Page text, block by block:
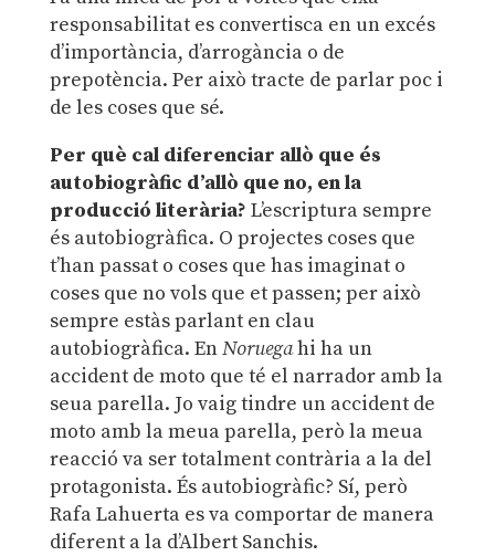
responsabilitat es convertisca en un excés
d’importància, d’arrogància o de
prepotència. Per això tracte de parlar poc i
de les coses que sé.
Per què cal diferenciar allò que és
autobiogràfic d’allò que no, en la
producció literària? L’escriptura sempre
és autobiogràfica. O projectes coses que
t’han passat o coses que has imaginat o
coses que no vols que et passen; per això
sempre estàs parlant en clau
autobiogràfica. EnNoruegahi ha un
accident de moto que té el narrador amb la
seua parella. Jo vaig tindre un accident de
moto amb la meua parella, però la meua
reacció va ser totalment contrària a la del
protagonista. És autobiogràfic? Sí, però
Rafa Lahuerta es va comportar de manera
diferent a la d’Albert Sanchis.